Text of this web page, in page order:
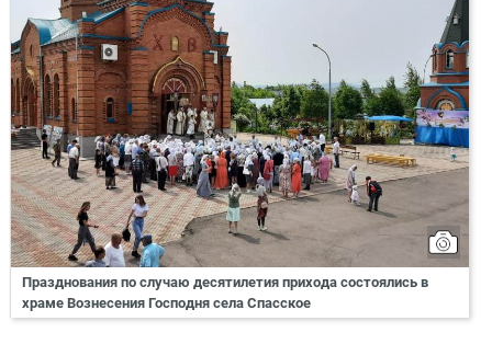
Празднования по случаю десятилетия прихода состоялись в
храме Вознесения Господня села Спасское